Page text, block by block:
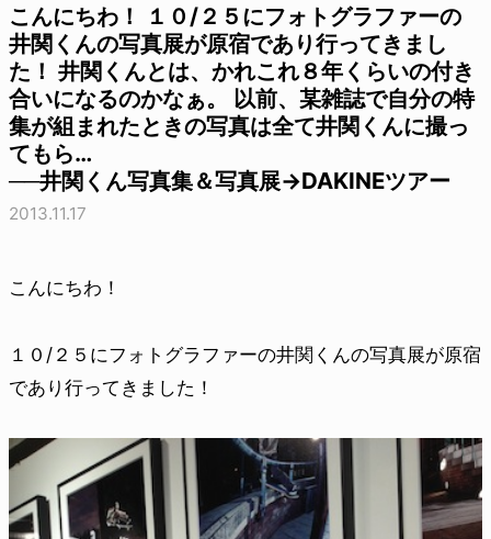
こんにちわ！ １０/２５にフォトグラファーの
井関くんの写真展が原宿であり行ってきまし
た！ 井関くんとは、かれこれ８年くらいの付き
合いになるのかなぁ。 以前、某雑誌で自分の特
集が組まれたときの写真は全て井関くんに撮っ
てもら…
──井関くん写真集＆写真展→DAKINEツアー
2013.11.17
こんにちわ！
１０/２５にフォトグラファーの井関くんの写真展が原宿
であり行ってきました！